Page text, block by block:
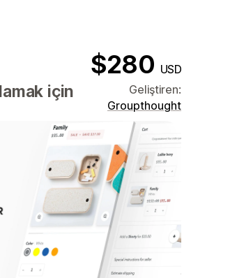
$280 USD
için
Geliştiren:
Groupthought